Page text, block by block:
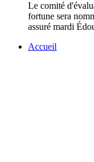
Le comité
fortune sera
assuré mardi
Accueil